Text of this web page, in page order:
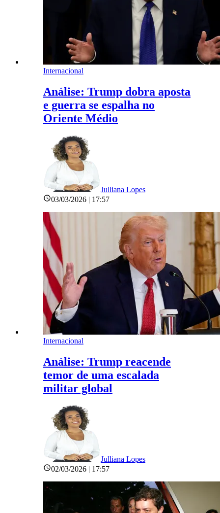
Internacional
Análise: Trump dobra aposta
e guerra se espalha no
Oriente Médio
Julliana Lopes
03/03/2026 | 17:57
Internacional
Análise: Trump reacende
temor de uma escalada
militar global
Julliana Lopes
02/03/2026 | 17:57